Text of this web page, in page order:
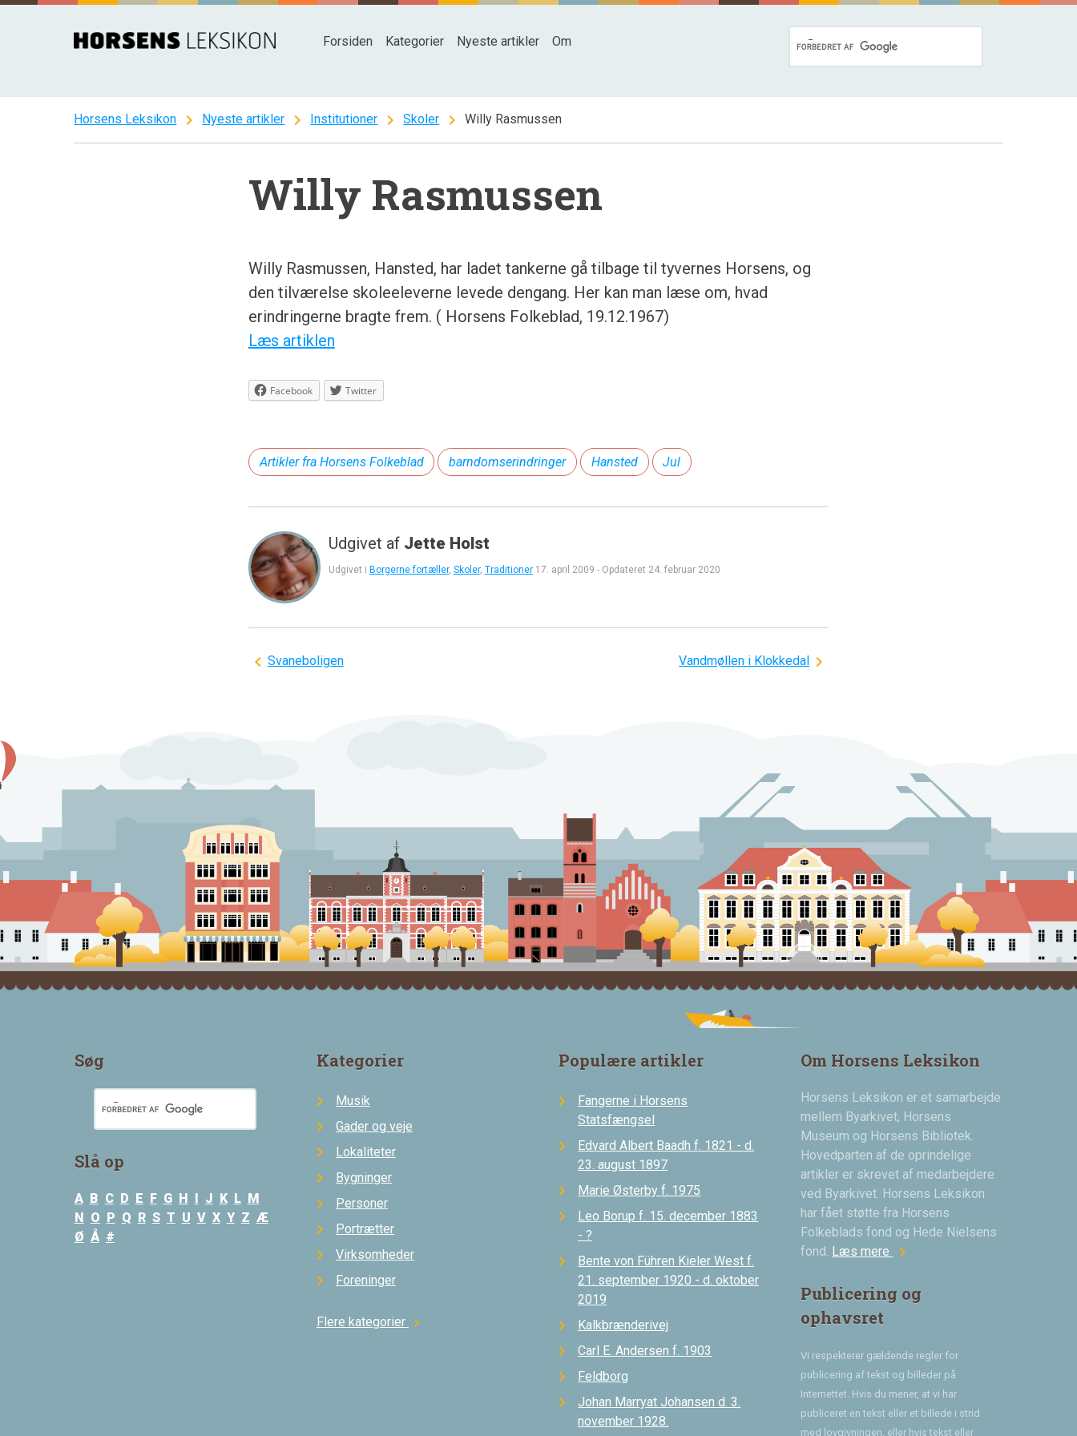
Spring
Forsiden Kategorier Nyeste artikler Om
Horsens Leksikon chevron_right Nyeste artikler chevron_right Institutioner chevron_right Skoler chevron_right Willy Rasmussen
Willy Rasmussen
Willy Rasmussen, Hansted, har ladet tankerne gå tilbage til tyvernes Horsens, og
den tilværelse skoleeleverne levede dengang. Her kan man læse om, hvad
erindringerne bragte frem. ( Horsens Folkeblad, 19.12.1967)
Læs artiklen
Facebook Twitter
Artikler fra Horsens Folkeblad barndomserindringer Hansted Jul
Udgivet af Jette Holst
Udgivet i Borgerne fortæller, Skoler, Traditioner 17. april 2009 - Opdateret 24. februar 2020
Indlægsnavigation
Svaneboligen Vandmøllen i Klokkedal
Søg
Slå op
A B C D E F G H J K L M
N
O P Q R S T U V X Y Z Æ
Ø Å #
Kategorier
Musik
Gader og veje
Lokaliteter
Bygninger
Personer
Portrætter
Virksomheder
Foreninger
Flere kategorier chevron_right
Populære artikler
Fangerne i Horsens
Statsfængsel
Edvard Albert Baadh f. 1821 - d.
23. august 1897
Marie Østerby f. 1975
Leo Borup f. 15. december 1883
- ?
Bente von Führen Kieler West f.
21. september 1920 - d. oktober
2019
Kalkbrænderivej
Carl E. Andersen f. 1903
Feldborg
Johan Marryat Johansen d. 3.
november 1928.
Om Horsens Leksikon
Horsens Leksikon er et samarbejde
mellem Byarkivet, Horsens
Museum og Horsens Bibliotek.
Hovedparten af de oprindelige
artikler er skrevet af medarbejdere
ved Byarkivet. Horsens Leksikon
har fået støtte fra Horsens
Folkeblads fond og Hede Nielsens
fond. Læs mere chevron_right
Publicering og
ophavsret
Vi respekterer gældende regler for
publicering af tekst og billeder på
Internettet. Hvis du mener, at vi har
publiceret en tekst eller et billede i strid
med lovgivningen, eller hvis tekst eller